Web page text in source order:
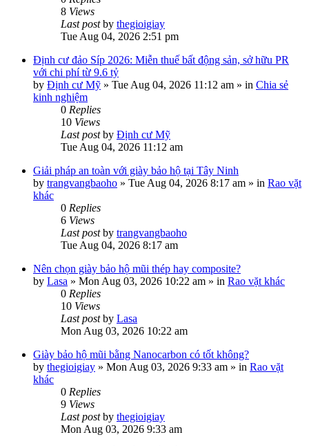
8 Views
Last postby thegioigiay
Tue Aug 04, 2026 2:51 pm
Định cư đảo Síp 2026: Miễn thuế bất động sản, sở hữu PR
với chi phí từ 9.6 tỷ
by Định cư Mỹ » Tue Aug 04, 2026 11:12 am » in Chia sẻ
kinh nghiệm
0 Replies
10 Views
Last postby Định cư Mỹ
Tue Aug 04, 2026 11:12 am
Giải pháp an toàn với giày bảo hộ tại Tây Ninh
by trangvangbaoho » Tue Aug 04, 2026 8:17 am » in Rao vặt
khác
0 Replies
6 Views
Last postby trangvangbaoho
Tue Aug 04, 2026 8:17 am
Nên chọn giày bảo hộ mũi thép hay composite?
by Lasa » Mon Aug 03, 2026 10:22 am » in Rao vặt khác
0 Replies
10 Views
Last postby Lasa
Mon Aug 03, 2026 10:22 am
Giày bảo hộ mũi bằng Nanocarbon có tốt không?
by thegioigiay » Mon Aug 03, 2026 9:33 am » in Rao vặt
khác
0 Replies
9 Views
Last postby thegioigiay
Mon Aug 03, 2026 9:33 am